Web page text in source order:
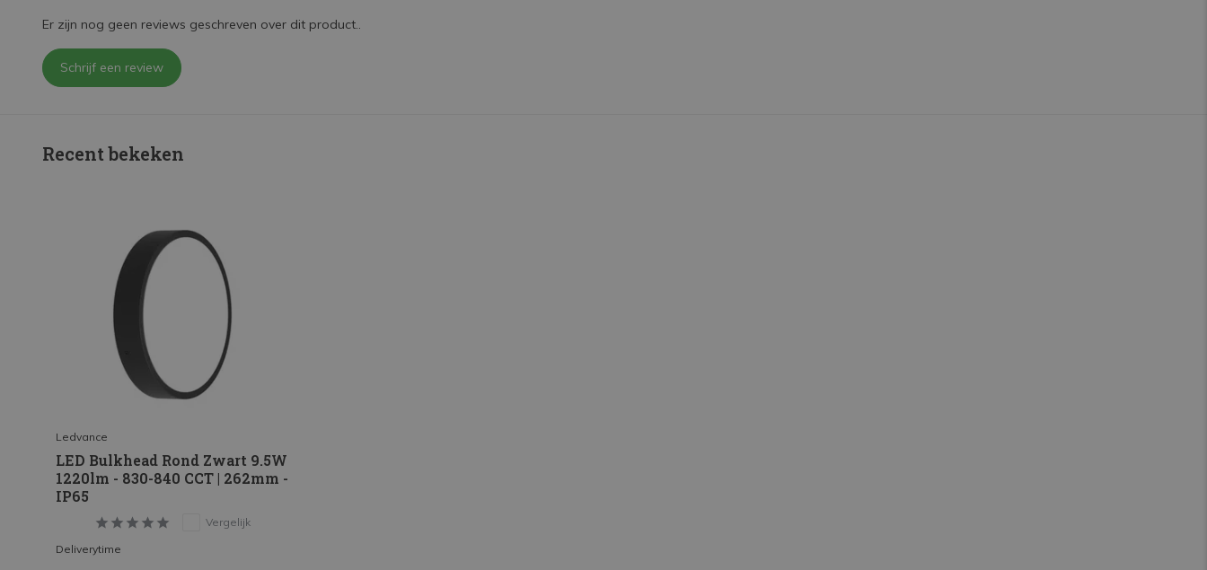
Er zijn nog geen reviews geschreven over dit product..
Schrijf een review
Recent bekeken
Ledvance
LED Bulkhead Rond Zwart 9.5W
1220lm - 830-840 CCT | 262mm -
IP65
Vergelijk
Deliverytime